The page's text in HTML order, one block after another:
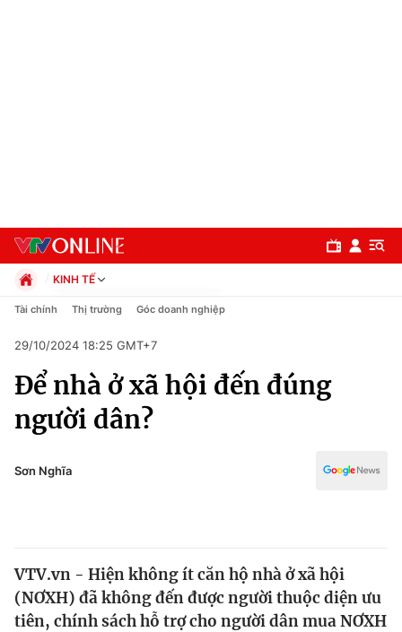
Chuyên mục
Chính trị
Thế giới
KINH TẾ
Chính trị
Pháp luật
Kinh tế
Thể thao
Truyền hình
Y tế
Tài chính Thị trường Góc doanh nghiệp
29/10/2024 18:25 GMT+7
Để nhà ở xã hội đến đúng
người dân?
Sơn Nghĩa
VTV.vn - Hiện không ít căn hộ nhà ở xã hội
(NƠXH) đã không đến được người thuộc diện ưu
tiên, chính sách hỗ trợ cho người dân mua NƠXH